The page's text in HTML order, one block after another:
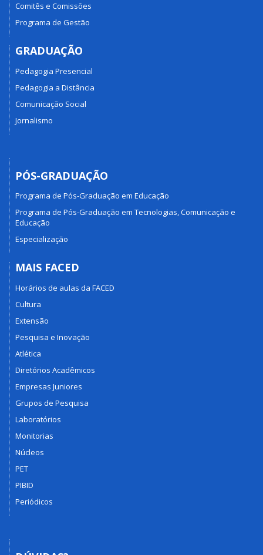
Comitês e Comissões
Programa de Gestão
GRADUAÇÃO
Pedagogia Presencial
Pedagogia a Distância
Comunicação Social
Jornalismo
PÓS-GRADUAÇÃO
Programa de Pós-Graduação em Educação
Programa de Pós-Graduação em Tecnologias, Comunicação e
Educação
Especialização
MAIS FACED
Horários de aulas da FACED
Cultura
Extensão
Pesquisa e Inovação
Atlética
Diretórios Acadêmicos
Empresas Juniores
Grupos de Pesquisa
Laboratórios
Monitorias
Núcleos
PET
PIBID
Periódicos